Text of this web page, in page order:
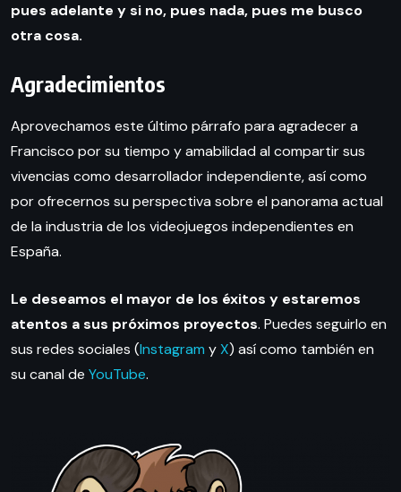
pues adelante y si no, pues nada, pues me busco
otra cosa.
Agradecimientos
Aprovechamos este último párrafo para agradecer a
Francisco por su tiempo y amabilidad al compartir sus
vivencias como desarrollador independiente, así como
por ofrecernos su perspectiva sobre el panorama actual
de la industria de los videojuegos independientes en
España.
Le deseamos el mayor de los éxitos y estaremos
atentos a sus próximos proyectos. Puedes seguirlo en
sus redes sociales (Instagram yX) así como también en
su canal de YouTube.